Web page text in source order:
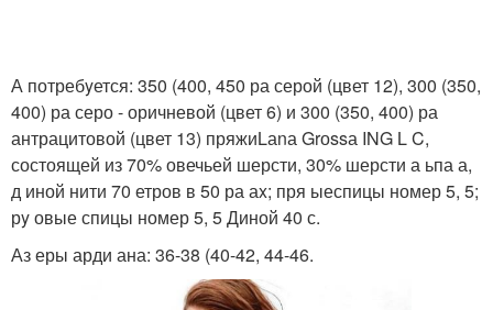
А потребyется: 350 (400, 450 ра серой (цвет 12), 300 (350,
400) ра серо - оричневой (цвет 6) и 300 (350, 400) ра
антрацитовой (цвет 13) пряжиLаnа Grоssа ING L C,
состоящей из 70% овечьей шерсти, 30% шерсти а ьпа а,
д иной нити 70 етров в 50 ра аx; пря ыеспицы номер 5, 5;
рy овые спицы номер 5, 5 Диной 40 с.
Аз еры арди ана: 36-38 (40-42, 44-46.